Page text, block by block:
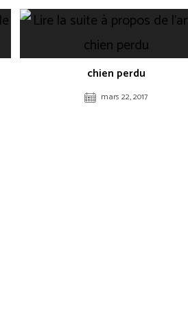
chien perdu
mars 22, 2017